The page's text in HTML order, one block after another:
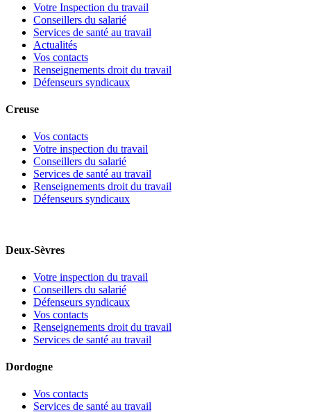
Votre Inspection du travail
Conseillers du salarié
Services de santé au travail
Actualités
Vos contacts
Renseignements droit du travail
Défenseurs syndicaux
Creuse
Vos contacts
Votre inspection du travail
Conseillers du salarié
Services de santé au travail
Renseignements droit du travail
Défenseurs syndicaux
Deux-Sèvres
Votre inspection du travail
Conseillers du salarié
Défenseurs syndicaux
Vos contacts
Renseignements droit du travail
Services de santé au travail
Dordogne
Vos contacts
Services de santé au travail